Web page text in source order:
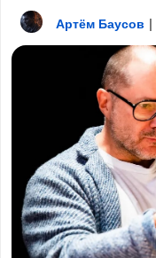
Артём Баусов |